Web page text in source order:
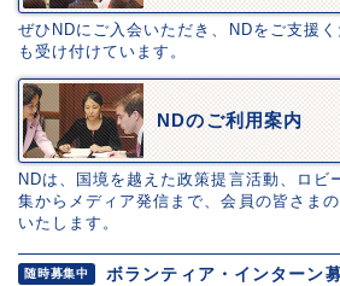
ぜひNDにご入会いただき、NDをご支援
も受け付けています。
NDのご利用案内
NDは、国境を越えた政策提言活動、ロビ
集からメディア発信まで、会員の皆さま
いたします。
随時募集中 ボランティア・インターン